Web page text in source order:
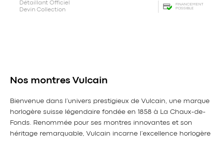
Détaillant Officiel
Devin Collection
FINANCEMENT
POSSIBLE
Nos montres Vulcain
Bienvenue dans l’univers prestigieux de Vulcain, une marque
horlogère suisse légendaire fondée en 1858 à La Chaux-de-
Fonds. Renommée pour ses montres innovantes et son
héritage remarquable, Vulcain incarne l’excellence horlogère